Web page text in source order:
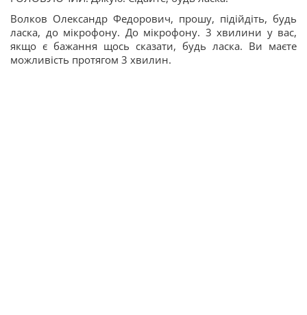
Волков Олександр Федорович, прошу, підійдіть, будь
ласка, до мікрофону. До мікрофону. 3 хвилини у вас,
якщо є бажання щось сказати, будь ласка. Ви маєте
можливість протягом 3 хвилин.